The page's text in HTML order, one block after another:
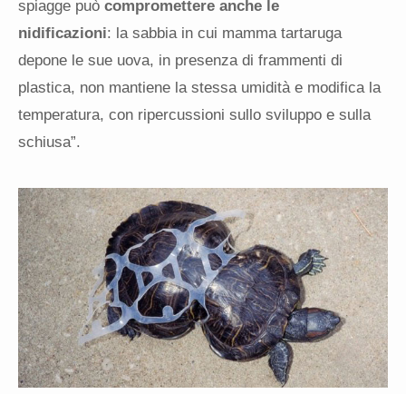
spiagge può compromettere anche le
nidificazioni: la sabbia in cui mamma tartaruga
depone le sue uova, in presenza di frammenti di
plastica, non mantiene la stessa umidità e modifica la
temperatura, con ripercussioni sullo sviluppo e sulla
schiusa”.